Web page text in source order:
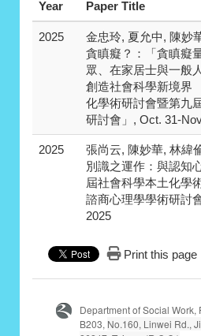
Year Paper Title
2025
金忠玲, 夏允中, 陳妙
貪瞋癡？：「貪瞋癡
眾、在家居士與一般
創造社會科學新境界
化學術研討會暨第九
研討會」, Oct. 31-
2025
張尚云, 陳妙華, 林緯
別識之運作：與認知
屆社會科學本土化學
諮商心理學學術研討
2025
Print this page
Department of Social Work,
B203, No.160, Linwei Rd.,